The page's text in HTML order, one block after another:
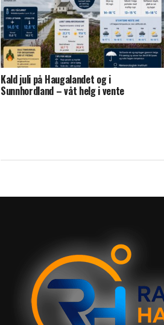
Kald juli på Haugalandet og i
Sunnhordland – våt helg i vente